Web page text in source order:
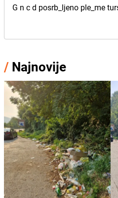
G n c d posrb_ljeno ple_me
/ Najnovije